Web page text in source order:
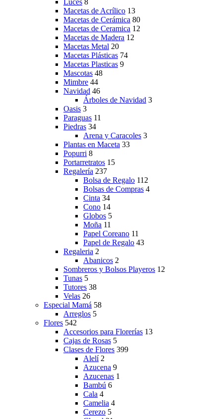
Luces 8
Macetas de Acrílico 13
Macetas de Cerámica 80
Macetas de Ceramica 12
Macetas de Madera 12
Macetas Metal 20
Macetas Plásticas 74
Macetas Plasticas 9
Mascotas 48
Mimbre 44
Navidad 46
Árboles de Navidad 3
Oasis 3
Paraguas 11
Piedras 34
Arena y Caracoles 3
Plantas en Maceta 33
Popurri 8
Portarretratos 15
Regalería 237
Bolsa de Regalo 112
Bolsas de Compras 4
Cinta 34
Cono 14
Globos 5
Moña 11
Papel Coreano 11
Papel de Regalo 43
Regaleria 2
Abanicos 2
Sombreros y Bolsos Playeros 12
Tunas 5
Tutores 38
Velas 26
Especial Mamá 58
Arreglos 5
Flores 542
Accesorios para Florerías 13
Cajas de Rosas 5
Clases de Flores 399
Alelí 2
Azucena 9
Azucenas 1
Bambú 6
Cala 4
Camelia 4
Cerezo 5